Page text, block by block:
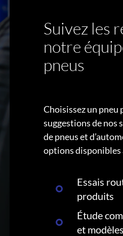
Suivez les
notre
pneus
Choisissez un pneu
suggestions de nos
de pneus et
options disponibles
Essais
produits
Étude
et modèles